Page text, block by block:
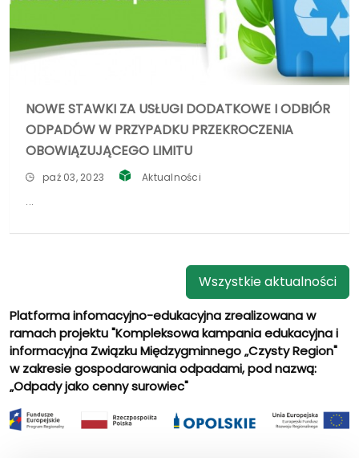
NOWE STAWKI ZA USŁUGI DODATKOWE I ODBIÓR
ODPADÓW W PRZYPADKU PRZEKROCZENIA
OBOWIĄZUJĄCEGO LIMITU
paź 03, 2023 Aktualności
Wszystkie aktualności
Platforma infomacyjno-edukacyjna zrealizowana w
ramach projektu "Kompleksowa kampania edukacyjna i
informacyjna Związku Międzygminnego „Czysty Region"
w zakresie gospodarowania odpadami, pod nazwą:
„Odpady jako cenny surowiec"